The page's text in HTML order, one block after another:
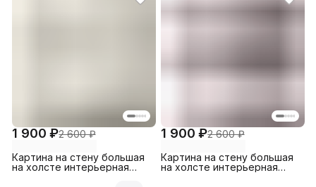
1 900 ₽2 600 ₽
Картина на стену большая
на холсте интерьерная
1 900 ₽2 600 ₽
Картина на стену большая
на холсте интерьерная